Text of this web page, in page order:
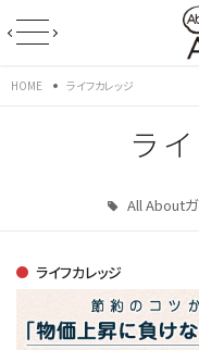
HOME ライフカレッジ
ラ
All Aboutガ
ライフカレッジ